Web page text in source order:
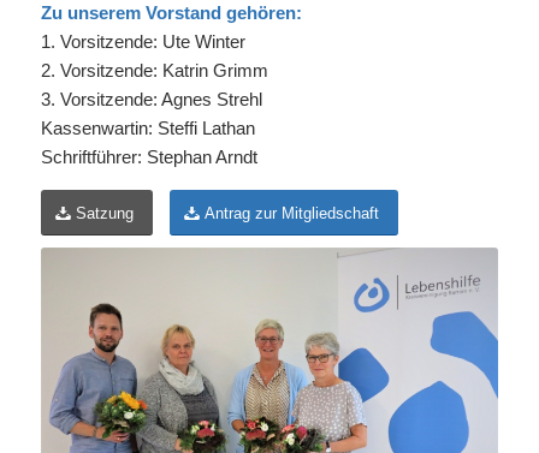
Zu unserem Vorstand gehören:
1. Vorsitzende: Ute Winter
2. Vorsitzende: Katrin Grimm
3. Vorsitzende: Agnes Strehl
Kassenwartin: Steffi Lathan
Schriftführer: Stephan Arndt
Satzung Antrag zur Mitgliedschaft